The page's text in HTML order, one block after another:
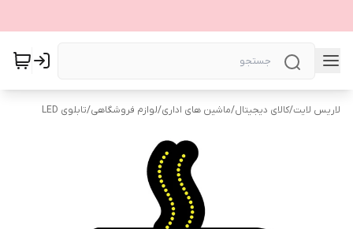
لاریس لایت/کالای دیجیتال/ماشین های اداری/لوازم فروشگاهی/تابلوی LED